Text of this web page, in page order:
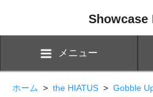
Showcase
メニュー
ホーム > the HIATUS > Gobble